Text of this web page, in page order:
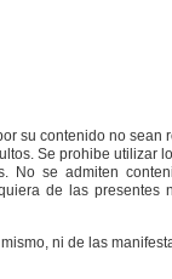
su contenido no sean
Se prohibe utilizar
No se admiten
de las
ni de las